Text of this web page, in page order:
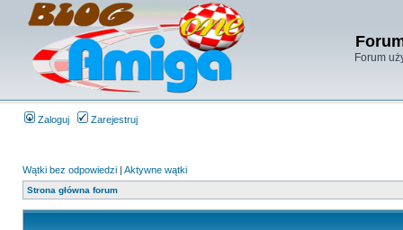
Forum
Zaloguj Zarejestruj
Wątki bez odpowiedzi | Aktywne wątki
Strona główna forum